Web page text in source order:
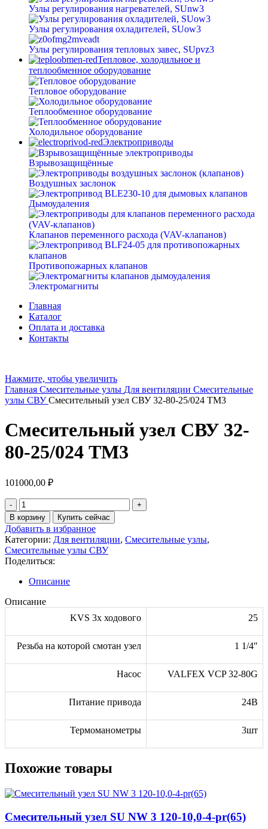
Узлы регулирования нагревателей, SUnw3
Узлы регулирования охладителей, SUow3
Узлы регулирования тепловых завес, SUpvz3
Тепловое, холодильное и
теплообменное оборудование
Тепловое оборудование
Теплообменное оборудование
Холодильное оборудование
Электроприводы
Взрывозащищённые
Воздушных заслонок
Дымоудаления
Клапанов переменного расхода (VAV-клапанов)
Противопожарных клапанов
Электромагниты
Главная
Каталог
Оплата и доставка
Контакты
Нажмите, чтобы увеличить
Главная Смесительные узлы Для вентиляции Смесительные
узлы СВУСмесительный узел СВУ 32-80-25/024 TМ3
Смесительный узел СВУ 32-
80-25/024 TМ3
101000,00 ₽
В корзину Купить сейчас
Добавить в избранное
Категории: Для вентиляции, Смесительные узлы,
Смесительные узлы СВУ
Поделиться:
Описание
Описание
KVS 3х ходового
25
Резьба на которой смотан узел 1 1/4″
Насос VALFEX VCP 32-80G
Питание привода 24В
Термоманометры 3шт
Похожие товары
Смесительный узел SU NW 3 120-10,0-4-pr(65)